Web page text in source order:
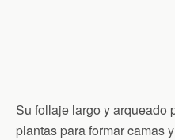
Su follaje largo y arqueado
plantas para formar camas